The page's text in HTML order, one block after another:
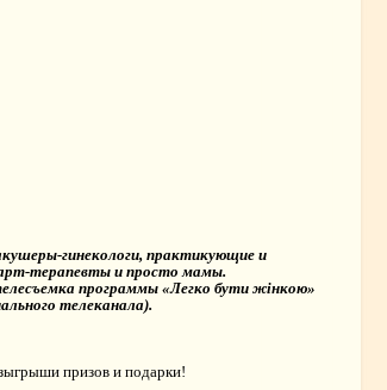
гинекологи, практикующие и
терапевты и просто мамы.
программы «Легко бути жінкою»
телеканала).
призов и подарки!